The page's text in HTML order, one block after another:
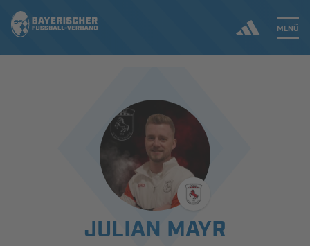
MENÜ
ERGEBNISSE & WETTBEWERBE
SPIELBETRIEB & VERBANDSLEBEN
AUSBILDUNG & FÖRDERUNG
JULIAN MAYR